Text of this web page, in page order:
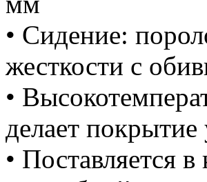
• Сидение:
жесткости с
• Высокотемпера
делает
• Поставляется